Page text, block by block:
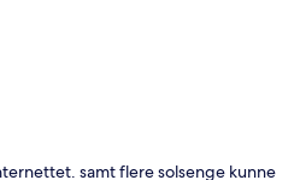
samt flere solsenge kunne